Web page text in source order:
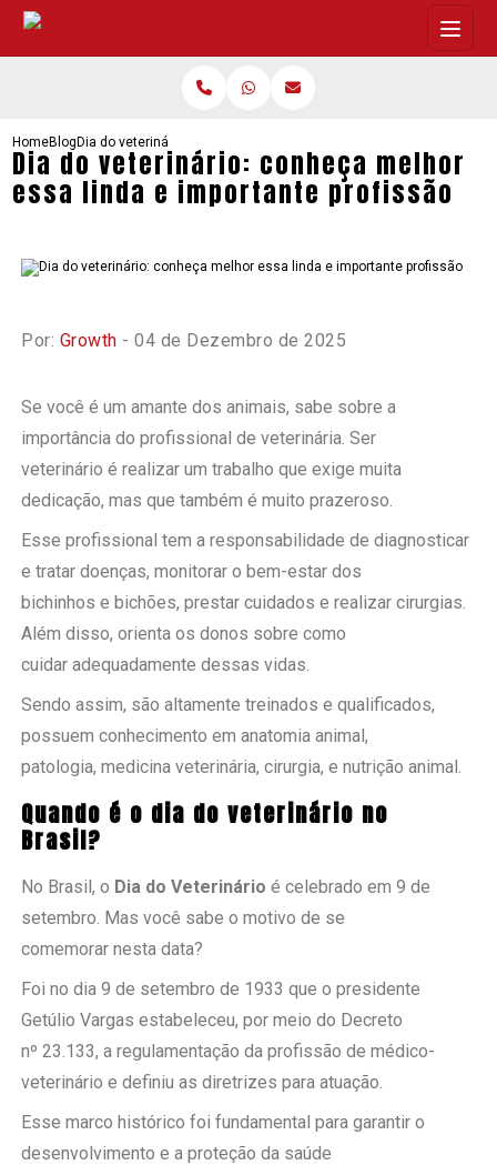
HomeBlog Dia do veterinário: conheça melhor essa linda e importante
Dia do veterinário: conheça melhor
essa linda e importante profissão
Por: Growth - 04 de Dezembro de 2025
Se você é um amante dos animais, sabe sobre a
importância do profissional de veterinária. Ser
veterinário é realizar um trabalho que exige muita
dedicação, mas que também é muito prazeroso.
Esse profissional tem a responsabilidade de diagnosticar
e tratar doenças, monitorar o bem-estar dos
bichinhos e bichões, prestar cuidados e realizar cirurgias.
Além disso, orienta os donos sobre como
cuidar adequadamente dessas vidas.
Sendo assim, são altamente treinados e qualificados,
possuem conhecimento em anatomia animal,
patologia, medicina veterinária, cirurgia, e nutrição animal.
Quando é o dia do veterinário no
Brasil?
No Brasil, o Dia do Veterinário é celebrado em 9 de
setembro. Mas você sabe o motivo de se
comemorar nesta data?
Foi no dia 9 de setembro de 1933 que o presidente
Getúlio Vargas estabeleceu, por meio do Decreto
nº 23.133, a regulamentação da profissão de médico-
veterinário e definiu as diretrizes para atuação.
Esse marco histórico foi fundamental para garantir o
desenvolvimento e a proteção da saúde